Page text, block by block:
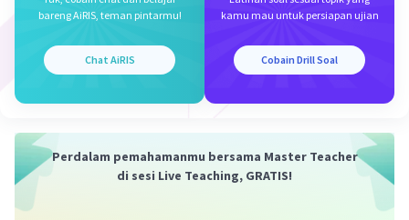
bareng AiRIS, teman pintarmu!
Chat AiRIS
kamu mau untuk persiapan ujian
Cobain Drill Soal
Perdalam pemahamanmu bersama Master Teacher
di sesi Live Teaching, GRATIS!